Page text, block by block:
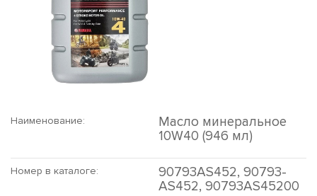
Наименование:
Масло минеральное
10W40 (946 мл)
Номер в каталоге:
90793AS452, 90793-
AS452, 90793AS45200